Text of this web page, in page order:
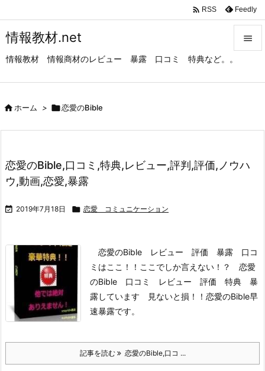
情報教材.net
情報教材 情報商材のレビュー 暴露 口コミ 特典など。。

次へ
 RSS Feedly
ホーム > 恋愛のBible
恋愛のBible,口コミ,特典,レビュー,評判,評価,ノウハ
ウ,動画,恋愛,暴露
 2019年7月18日  恋愛 コミュニケーション
恋愛のBible レビュー 評価 暴露 口コ
ミはここ！！ ここでしか言えない！？ 恋愛
のBible 口コミ レビュー 評価 特典 暴
露しています 見ないと損！！ 恋愛のBible早
速暴露です。
記事を読む 恋愛のBible,口コ ...